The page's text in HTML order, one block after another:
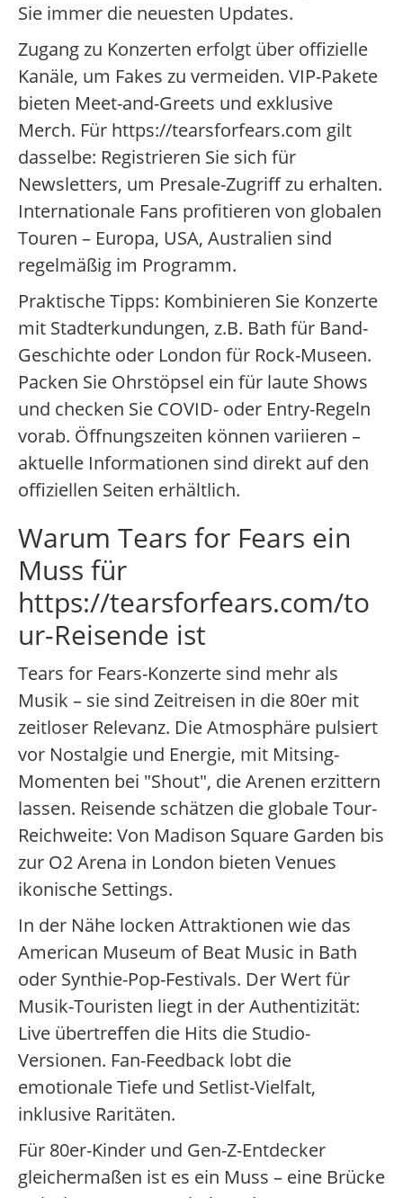
Sie immer die neuesten Updates.
Zugang zu Konzerten erfolgt über offizielle
Kanäle, um Fakes zu vermeiden. VIP-Pakete
bieten Meet-and-Greets und exklusive
Merch. Für https://tearsforfears.com gilt
dasselbe: Registrieren Sie sich für
Newsletters, um Presale-Zugriff zu erhalten.
Internationale Fans profitieren von globalen
Touren – Europa, USA, Australien sind
regelmäßig im Programm.
Praktische Tipps: Kombinieren Sie Konzerte
mit Stadterkundungen, z.B. Bath für Band-
Geschichte oder London für Rock-Museen.
Packen Sie Ohrstöpsel ein für laute Shows
und checken Sie COVID- oder Entry-Regeln
vorab. Öffnungszeiten können variieren –
aktuelle Informationen sind direkt auf den
offiziellen Seiten erhältlich.
Warum Tears for Fears ein
Muss für
https://tearsforfears.com/to
ur-Reisende ist
Tears for Fears-Konzerte sind mehr als
Musik – sie sind Zeitreisen in die 80er mit
zeitloser Relevanz. Die Atmosphäre pulsiert
vor Nostalgie und Energie, mit Mitsing-
Momenten bei "Shout", die Arenen erzittern
lassen. Reisende schätzen die globale Tour-
Reichweite: Von Madison Square Garden bis
zur O2 Arena in London bieten Venues
ikonische Settings.
In der Nähe locken Attraktionen wie das
American Museum of Beat Music in Bath
oder Synthie-Pop-Festivals. Der Wert für
Musik-Touristen liegt in der Authentizität:
Live übertreffen die Hits die Studio-
Versionen. Fan-Feedback lobt die
emotionale Tiefe und Setlist-Vielfalt,
inklusive Raritäten.
Für 80er-Kinder und Gen-Z-Entdecker
gleichermaßen ist es ein Muss – eine Brücke